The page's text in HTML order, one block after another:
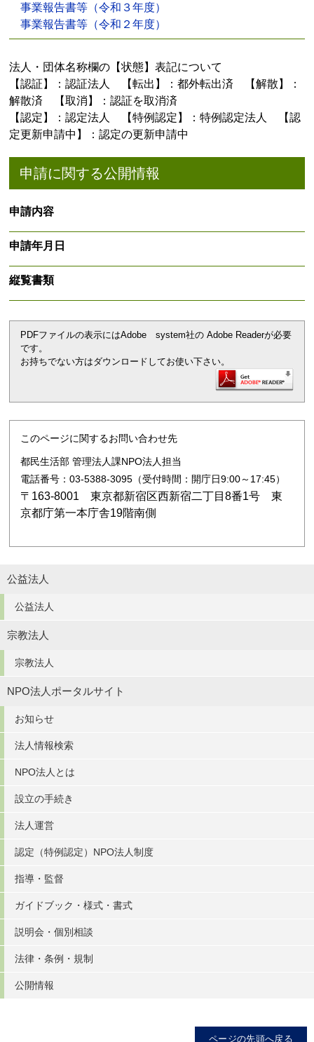
事業報告書等（令和３年度）
事業報告書等（令和２年度）
法人・団体名称欄の【状態】表記について
【認証】：認証法人 【転出】：都外転出済 【解散】：
解散済 【取消】：認証を取消済
【認定】：認定法人 【特例認定】：特例認定法人 【認
定更新申請中】：認定の更新申請中
申請に関する公開情報
申請内容
申請年月日
縦覧書類
PDFファイルの表示にはAdobe system社の Adobe Readerが必要
です。
お持ちでない方はダウンロードしてお使い下さい。
このページに関するお問い合わせ先
都民生活部 管理法人課NPO法人担当
電話番号：03-5388-3095（受付時間：開庁日9:00～17:45）
〒163-8001 東京都新宿区西新宿二丁目8番1号 東
京都庁第一本庁舎19階南側
公益法人
公益法人
宗教法人
宗教法人
NPO法人ポータルサイト
お知らせ
法人情報検索
NPO法人とは
設立の手続き
法人運営
認定（特例認定）NPO法人制度
指導・監督
ガイドブック・様式・書式
説明会・個別相談
法律・条例・規制
公開情報
ページの先頭へ戻る